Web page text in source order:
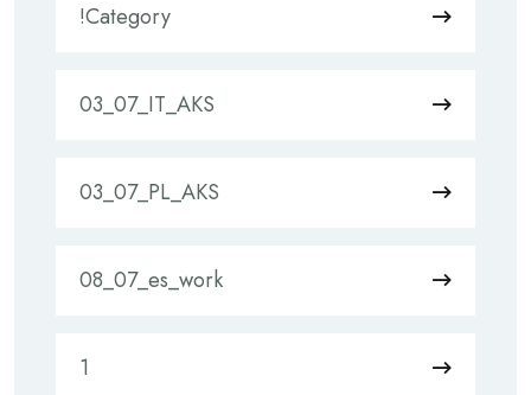
!Category
03_07_IT_AKS
03_07_PL_AKS
08_07_es_work
1